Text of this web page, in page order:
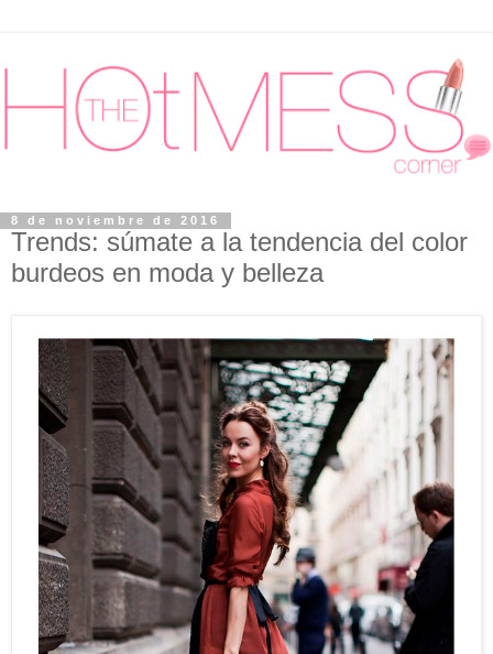
8 de noviembre de 2016
Trends: súmate a la tendencia del color
burdeos en moda y belleza